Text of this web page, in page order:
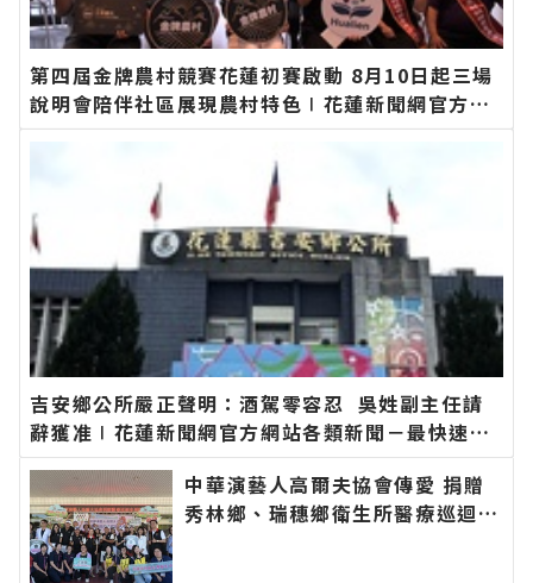
第四屆金牌農村競賽花蓮初賽啟動 8月10日起三場
說明會陪伴社區展現農村特色∣花蓮新聞網官方網
站各類新聞－最快速的今日新聞報導 最新的在地資
吉安鄉公所嚴正聲明：酒駕零容忍 吳姓副主任請
辭獲准∣花蓮新聞網官方網站各類新聞－最快速的
今日新聞報導 最新的在地資訊！
中華演藝人高爾夫協會傳愛 捐贈
秀林鄉、瑞穗鄉衛生所醫療巡迴車